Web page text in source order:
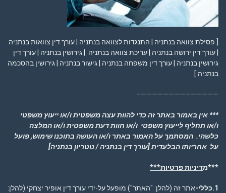
[ פסילת צוואה בנתניה | התנגדות לצוואה בנתניה | עורך דין צוואות בנתניה
| עורך דין ירושה בנתניה | עריכת צוואה בנתניה | גירושין בנתניה | עורך דין
גירושין בנתניה | עורך דין משפחה בנתניה | גישור בנתניה | גירושין בהסכמה
בנתניה ]
——————————————–
*** אין באמור באתר זה כדי להוות עצה משפטית ו/או ייעוץ משפטי
ו/או תחליף לייעוץ משפטי ו/או חוות דעת משפטית ו/או המלצה
כלשהי. המסתמך על האמור באתר ו/או העושה בתוכנו שימוש, פועל
על אחריותו הבלעדית[עורך דין בנתניה / נוטריון בנתניה]
***מדיניות פרטיות***
1.כללי-
אתר זה (להלן: "האתר") מופעל על-ידי עורך דין אופיר יצחקי (להלן: